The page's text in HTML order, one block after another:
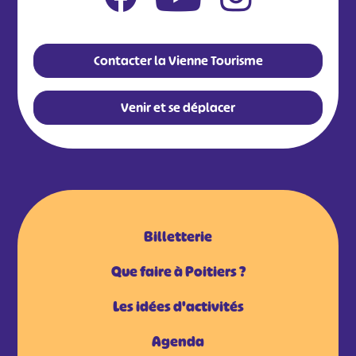
Contacter la Vienne Tourisme
Venir et se déplacer
Billetterie
Que faire à Poitiers ?
Les idées d'activités
Agenda